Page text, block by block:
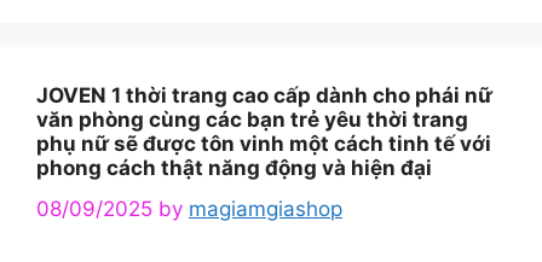
JOVEN 1 thời trang cao cấp dành cho phái nữ
văn phòng cùng các bạn trẻ yêu thời trang
phụ nữ sẽ được tôn vinh một cách tinh tế với
phong cách thật năng động và hiện đại
08/09/2025 by magiamgiashop